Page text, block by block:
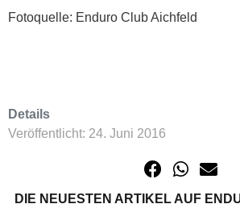
Fotoquelle: Enduro Club Aichfeld
Details
Veröffentlicht: 24. Juni 2016
DIE NEUESTEN ARTIKEL AUF